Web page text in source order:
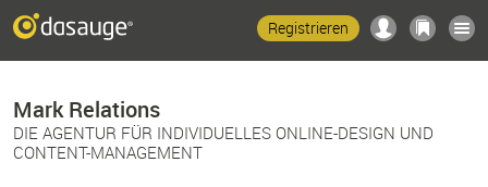
Registrieren
Mark Relations
DIE AGENTUR FÜR INDIVIDUELLES ONLINE-DESIGN UND
CONTENT-MANAGEMENT